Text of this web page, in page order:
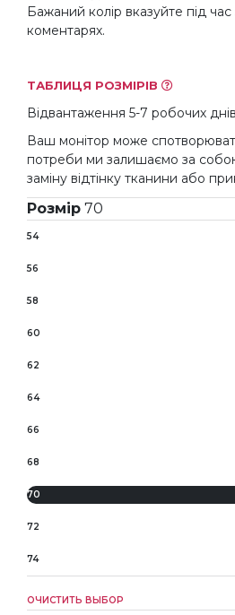
Бажаний колір вказуйте під
коментарях.
ТАБЛИЦЯ РОЗМІРІВ
Відвантаження 5-7 робочих днів
Ваш монітор може
потреби ми залишаємо за
заміну відтінку тканини або
Розмір 70
54
56
58
60
62
64
66
68
70
72
74
ОЧИСТИТЬ ВЫБОР